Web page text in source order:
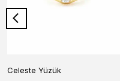
Celeste Yüzük